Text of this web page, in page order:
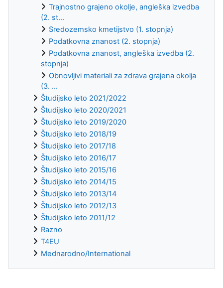
Trajnostno grajeno okolje, angleška izvedba
(2. st...
Sredozemsko kmetijstvo (1. stopnja)
Podatkovna znanost (2. stopnja)
Podatkovna znanost, angleška izvedba (2.
stopnja)
Obnovljivi materiali za zdrava grajena okolja
(3. ...
Študijsko leto 2021/2022
Študijsko leto 2020/2021
Študijsko leto 2019/2020
Študijsko leto 2018/19
Študijsko leto 2017/18
Študijsko leto 2016/17
Študijsko leto 2015/16
Študijsko leto 2014/15
Študijsko leto 2013/14
Študijsko leto 2012/13
Študijsko leto 2011/12
Razno
T4EU
Mednarodno/International